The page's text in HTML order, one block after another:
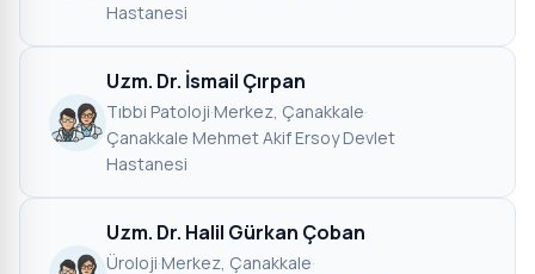
Hastanesi
Uzm. Dr. İsmail Çırpan
Tıbbi Patoloji·Merkez, Çanakkale·
Çanakkale Mehmet Akif Ersoy Devlet
Hastanesi
Uzm. Dr. Halil Gürkan Çoban
Üroloji·Merkez, Çanakkale·